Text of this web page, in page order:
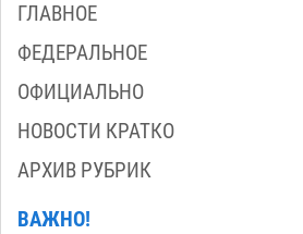
ГЛАВНОЕ
ФЕДЕРАЛЬНОЕ
ОФИЦИАЛЬНО
НОВОСТИ КРАТКО
АРХИВ РУБРИК
ВАЖНО!